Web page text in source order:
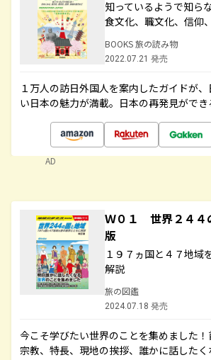
知っているようで知ら
食文化、職文化、信仰
BOOKS 旅の読み物
2022.07.21 発売
１万人の訪日外国人を案内したガイドが
い日本の魅力が満載。日本の再発見ができ
AD
Ｗ０１ 世界２４
版
１９７ヵ国と４７地域
解説
旅の図鑑
2024.07.18 発売
今こそ学びたい世界のことを集めました！
宗教、特長、現地の挨拶、誰かに話したく